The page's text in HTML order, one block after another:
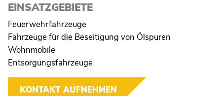
RUNDBEHÄLTER
RECHTECKBEHÄLTER
SEGMENTBAUWEISE
FAHRZEUGAUFBAUTEN
EINSATZGEBIETE
Feuerwehrfahrzeuge
Fahrzeuge für die Beseitigung von Ölspuren
Wohnmobile
Entsorgungsfahrzeuge
KONTAKT AUFNEHMEN